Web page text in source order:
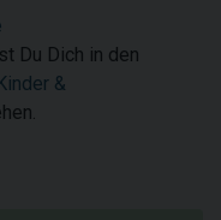
Du Dich in den
&